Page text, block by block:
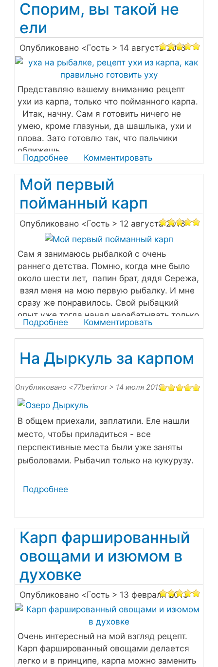
Спорим, вы такой не
ели
Опубликовано <Гость > 14 августа 2013
Представляю вашему вниманию рецепт
ухи из карпа, только что пойманного карпа.
Итак, начну. Сам я готовить ничего не
умею, кроме глазуньи, да шашлыка, ухи и
плова. Зато готовлю так, что пальчики
оближешь.
Подробнее
на
рыбалке.
Спорим,
не
ели
Комментировать
Мой первый
пойманный карп
Опубликовано <Гость > 12 августа 2013
Сам я занимаюсь рыбалкой с очень
раннего детства. Помню, когда мне было
около шести лет, папин брат, дядя Сережа,
взял меня на мою первую рыбалку. И мне
сразу же понравилось. Свой рыбацкий
опыт уже тогда начал нарабатывать только
на собственных наблюдениях.
Подробнее
пойманный
Комментировать
На Дыркуль за карпом
Опубликовано <77berimor> 14 июля 2013
В общем приехали, заплатили. Еле нашли
место, чтобы приладиться - все
перспективные места были уже заняты
рыболовами. Рыбачил только на кукурузу.
Подробнее
Дыркуль
за
карпом
Карп фаршированный
овощами и изюмом в
духовке
Опубликовано <Гость > 13 февраля 2013
Очень интересный на мой взгляд рецепт.
Карп фаршированный овощами делается
легко и в принципе, карпа можно заменить